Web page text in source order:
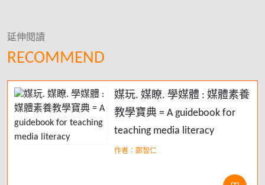
RECOMMEND
延伸閱讀
媒玩. 媒瞭. 學媒體 : 媒體素養
教學寶典 = A guidebook for
teaching media literacy
作者：鄭智仁